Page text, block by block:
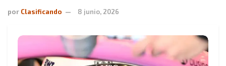
por Clasificando 8 junio, 2026